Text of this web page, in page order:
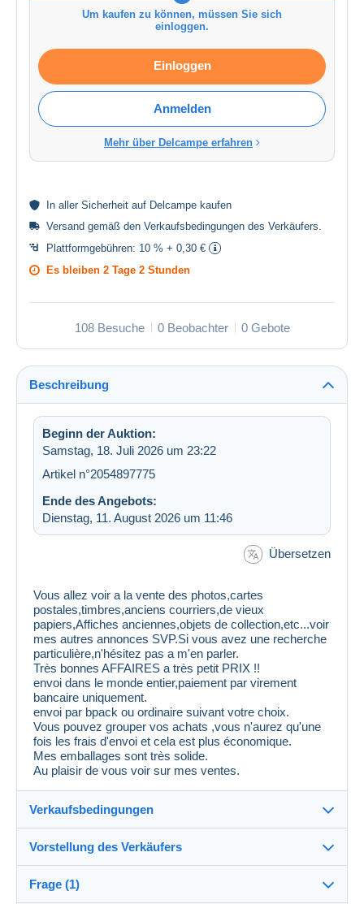
Um kaufen zu können, müssen Sie sich
einloggen.
Einloggen
Anmelden
Mehr über Delcampe erfahren
In aller Sicherheit auf Delcampe kaufen
Versand gemäß den Verkaufsbedingungen des Verkäufers
Plattformgebühren: 10 % + 0,30 €
Es bleiben 2 Tage 2 Stunden
108 Besuche 0 Beobachter 0 Gebote
Beschreibung
Beginn der Auktion:
Samstag, 18. Juli 2026 um 23:22
Artikel n°2054897775
Ende des Angebots:
Dienstag, 11. August 2026 um 11:46
Übersetzen
Vous allez voir a la vente des photos,cartes
postales,timbres,anciens courriers,de vieux
papiers,Affiches anciennes,objets de collection,etc...voir
mes autres annonces SVP.Si vous avez une recherche
particulière,n'hésitez pas a m'en parler.
Très bonnes AFFAIRES a très petit PRIX !!
envoi dans le monde entier,paiement par virement
bancaire uniquement.
envoi par bpack ou ordinaire suivant votre choix.
Vous pouvez grouper vos achats ,vous n'aurez qu'une
fois les frais d'envoi et cela est plus économique.
Mes emballages sont très solide.
Au plaisir de vous voir sur mes ventes.
Verkaufsbedingungen
Versand nach:
Die Liste der Länder einsehen
Vorstellung des Verkäufers
Frage (1)